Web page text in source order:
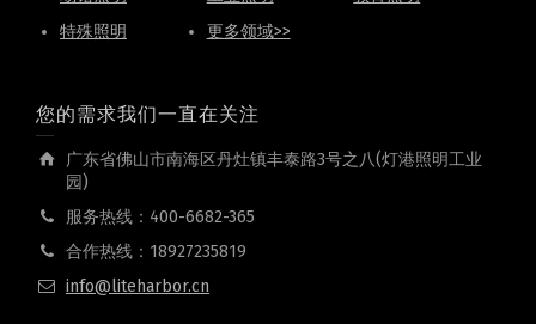
特殊照明
更多领域>>
您的需求我们一直在关注
广东省佛山市南海区丹灶镇丰泰路3号之八(灯港照明工业
园)
服务热线：400-6682-365
合作热线：18927235819
info@liteharbor.cn